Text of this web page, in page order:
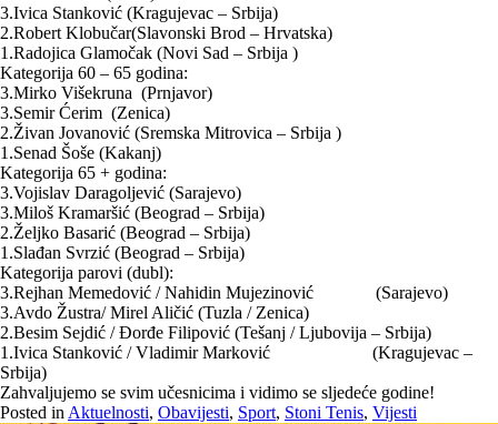
3.Ivica Stanković (Kragujevac – Srbija)
2.Robert Klobučar(Slavonski Brod – Hrvatska)
1.Radojica Glamočak (Novi Sad – Srbija )
Kategorija 60 – 65 godina:
3.Mirko Višekruna (Prnjavor)
3.Semir Ćerim (Zenica)
2.Živan Jovanović (Sremska Mitrovica – Srbija )
1.Senad Šoše (Kakanj)
Kategorija 65 + godina:
3.Vojislav Daragoljević (Sarajevo)
3.Miloš Kramaršić (Beograd – Srbija)
2.Željko Basarić (Beograd – Srbija)
1.Slađan Svrzić (Beograd – Srbija)
Kategorija parovi (dubl):
3.Rejhan Memedović / Nahidin Mujezinović (Sarajevo)
3.Avdo Žustra/ Mirel Aličić (Tuzla / Zenica)
2.Besim Sejdić / Đorđe Filipović (Tešanj / Ljubovija – Srbija)
1.Ivica Stanković / Vladimir Marković (Kragujevac –
Srbija)
Zahvaljujemo se svim učesnicima i vidimo se sljedeće godine!
Posted in Aktuelnosti, Obavijesti, Sport, Stoni Tenis, Vijesti